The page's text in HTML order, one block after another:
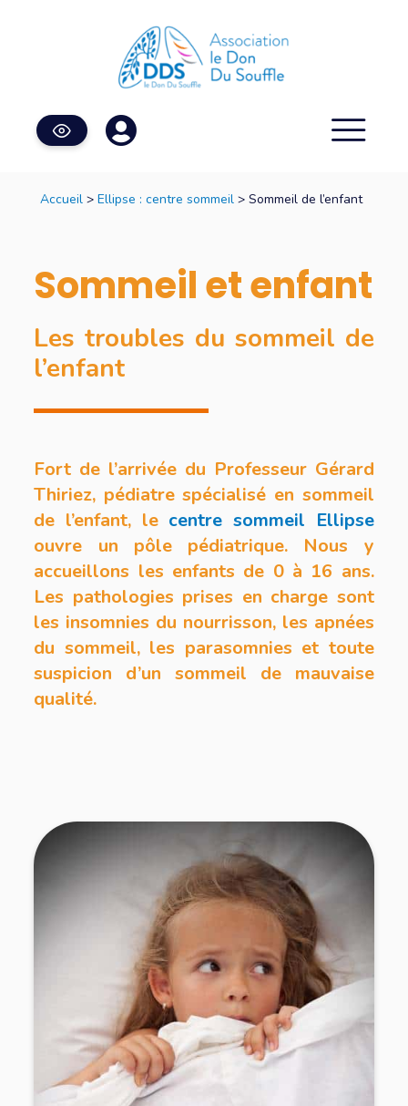
Accueil> Ellipse : centre sommeil> Sommeil de l’enfant
Sommeil et enfant
Les troubles du sommeil de
l’enfant
Fort de l’arrivée du Professeur Gérard
Thiriez, pédiatre spécialisé en sommeil
de l’enfant, le centre sommeil Ellipse
ouvre un pôle pédiatrique. Nous y
accueillons les enfants de 0 à 16 ans.
Les pathologies prises en charge sont
les insomnies du nourrisson, les apnées
du sommeil, les parasomnies et toute
suspicion d’un sommeil de mauvaise
qualité.